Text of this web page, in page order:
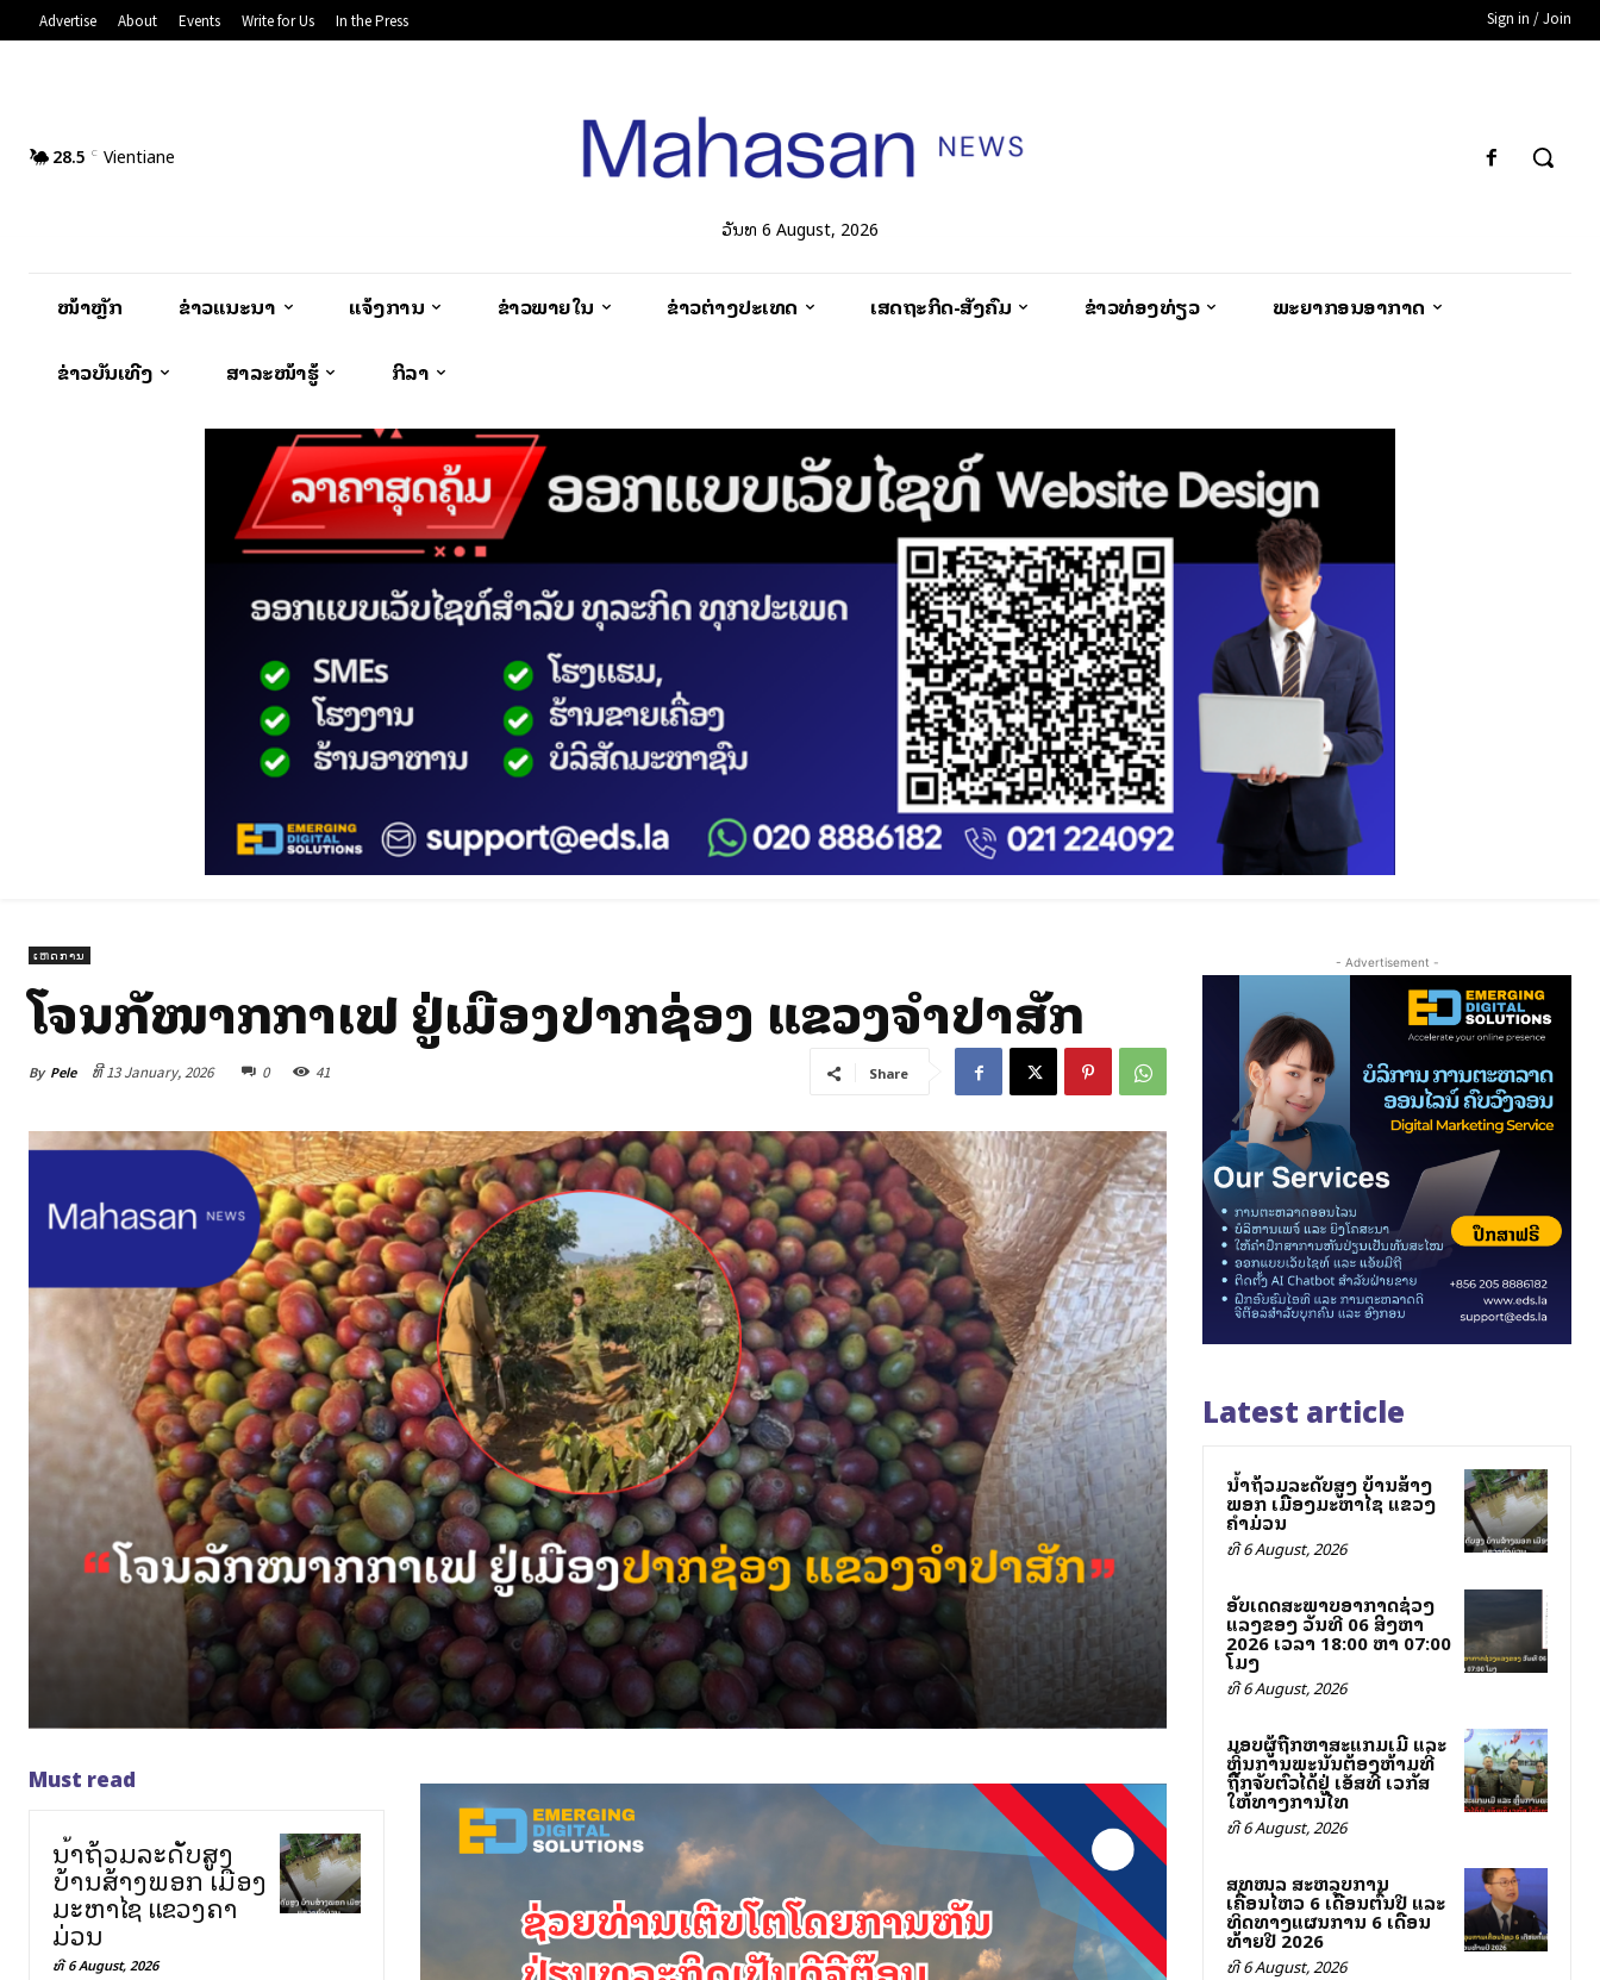
Advertise About Events Write for Us In the Press Sign in / Join
28.5 C Vientiane
ວັນທີ 6 August, 2026
ໜ້າຫຼັກ ຂ່າວແນະນຳ ແຈ້ງການ ຂ່າວພາຍໃນ ຂ່າວຕ່າງປະເທດ ເສດຖະກິດ-ສັງຄົມ ຂ່າວທ່ອງທ່ຽວ ພະຍາກອນອາກາດ
ຂ່າວບັນເທີງ ສາລະໜ້າຮູ້ ກິລາ
ເຫດການ
ໂຈນລັກໜາກກາເຟ ຢູ່ເມືອງປາກຊ່ອງ ແຂວງຈຳປາສັກ
By Pele ທີ 13 January, 2026 0 41 Share
Must read
ນ້ຳຖ້ວມລະດັບສູງ
ບ້ານສ້າງພອກ ເມືອງ
ມະຫາໄຊ ແຂວງຄຳ
ມ່ວນ
ທີ 6 August, 2026
- Advertisement -
Latest article
ນ້ຳຖ້ວມລະດັບສູງ ບ້ານສ້າງ
ພອກ ເມືອງມະຫາໄຊ ແຂວງ
ຄຳມ່ວນ
ທີ 6 August, 2026
ອັບເດດສະພາບອາກາດຊ່ວງ
ແລງຂອງ ວັນທີ 06 ສິງຫາ
2026 ເວລາ 18:00 ຫາ 07:00
ໂມງ
ທີ 6 August, 2026
ມອບຜູ້ຖືກຫາສະແກມເມີ ແລະ
ຫຼິ້ນການພະນັນຕ້ອງຫ້າມທີ່
ຖືກຈັບຕົວໄດ້ຢູ່ ເອັສທີ ເວກັສ
ໃຫ້ທາງການໄທ
ທີ 6 August, 2026
ສທໜລ ສະຫລຸບການ
ເຄື່ອນໄຫວ 6 ເດືອນຕົ້ນປີ ແລະ
ທິດທາງແຜນການ 6 ເດືອນ
ທ້າຍປີ 2026
ທີ 6 August, 2026